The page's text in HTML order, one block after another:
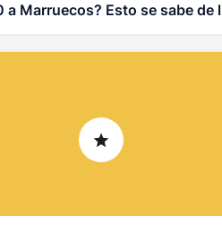
a Marruecos? Esto se sabe de la